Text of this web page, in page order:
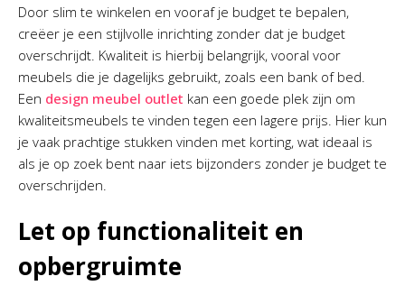
Door slim te winkelen en vooraf je budget te bepalen,
creëer je een stijlvolle inrichting zonder dat je budget
overschrijdt. Kwaliteit is hierbij belangrijk, vooral voor
meubels die je dagelijks gebruikt, zoals een bank of bed.
Een design meubel outlet kan een goede plek zijn om
kwaliteitsmeubels te vinden tegen een lagere prijs. Hier kun
je vaak prachtige stukken vinden met korting, wat ideaal is
als je op zoek bent naar iets bijzonders zonder je budget te
overschrijden.
Let op functionaliteit en
opbergruimte